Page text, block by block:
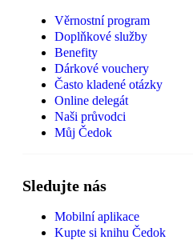
Věrnostní program
Doplňkové služby
Benefity
Dárkové vouchery
Často kladené otázky
Online delegát
Naši průvodci
Můj Čedok
Sledujte nás
Mobilní aplikace
Kupte si knihu Čedok